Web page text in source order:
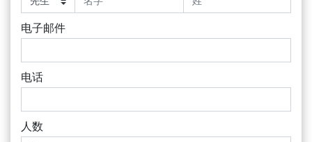
电子邮件
电话
人数